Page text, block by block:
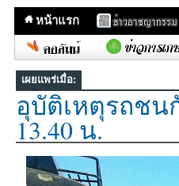
หน้าแรก
เผยแพร่เมื่อ:
อุบัติเหตุรถชน
13.40 น.